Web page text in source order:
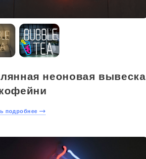
неоновая вывеска
подробнее